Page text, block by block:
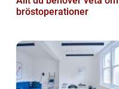
bröstoperationer